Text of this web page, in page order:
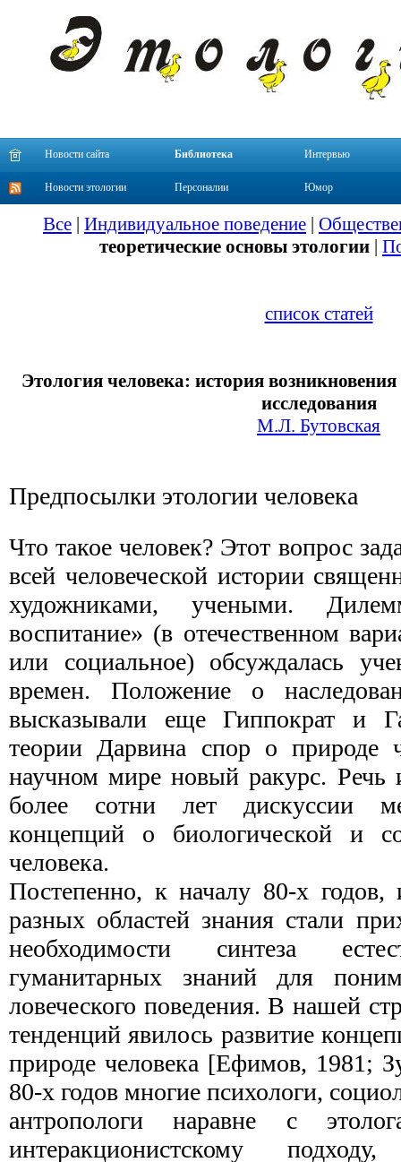
Новости сайта Библиотека Интервью
Новости этологии Персоналии Юмор
Все | Индивидуальное поведение |
теоретические основы этологии |
список статей
Этология человека: история
исследования
М.Л. Бутовская
Предпосылки этологии человека
Что такое человек? Этот вопрос
всей чело­веческой истории
художниками, учеными.
воспитание» (в отечественном
или социальное) обсуждалась
времен. По­ложение о
высказывали еще Гиппократ и
теории Дарвина спор о природе
научном мире новый ракурс. Речь
более сотни лет дискуссии
концепций о биологической и
человека.
Постепенно, к началу 80-х годов,
разных облас­тей знания стали
необходимости синтеза
гуманитарных знаний для
ловеческого поведения. В нашей
тенденций яви­лось развитие
природе человека [Ефимов, 1981;
80-х годов многие психологи,
антропологи наравне с
интеракционистскому